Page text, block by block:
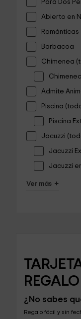
Para Dos
Abierto en
Románticas
Barbacoa
Chimenea
Admite
Piscina
Piscina
Jacuzzi
Jacuzzi
Jacuzzi
Ver más +
REGALO
¿No sabes
Regalo fácil y sin